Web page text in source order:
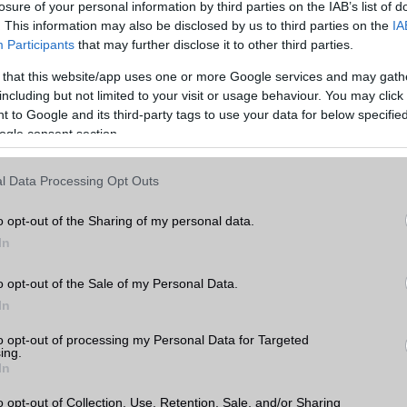
of your personal information by third parties on the IAB’s list of
This information may also be disclosed by us to third parties on the
Participants that may further disclose it to other third parties.
that this website/app uses one or more Google services and may
but not limited to your visit or usage behaviour. You may
to Google and its third-party tags to use your data for below
consent section.
Data Processing Opt Outs
opt-out of the Sharing of my personal data.
opt-out of the Sale of my Personal Data.
opt-out of processing my Personal Data for Targeted
opt-out of Collection, Use, Retention, Sale, and/or Sharing
előtt érdemes átgondolni, hogy mire is használnánk a készüléket. Ha
akkor például fontos lehet a nagy kijelző és a hosszú akkumulátor-
érdekel, hogy a legújabb és legjobb kamerával rendelkező készüléket szeretnéd,
amikor két mobiltelefont hasonlítunk össze, az ár. A mobiltelefonok széles
fontos, hogy az árakat összehasonlítsuk, és kiválasszuk a legjobb értéket
figyelembe kell vennünk a készülék belső hardverét, amely befolyásolja a
az egyik legfontosabb tényező, amikor egy mobiltelefont választunk. Az
azok számára, akik sokat utaznak, vagy sok időt töltenek el útközben. Az
és az energiatakarékos funkcióknak köszönhetően egyes készülékek
nagyon fontos tényező. A készülékek operációs rendszere befolyásolja a
iOS rendszerrel rendelkező készülékek szigorúbb biztonsági szabályokkal